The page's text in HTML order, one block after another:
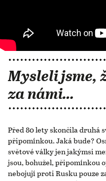
Mysleli jsme,
za námi…
Před 80 lety skončila druhá
připomínkou. Jaká bude?
světové války jen jakýmsi
jsou, bohužel, připomínkou
nebojují proti Rusku pouze